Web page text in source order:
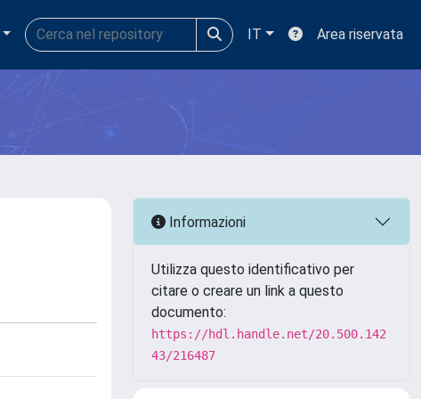
IT Area riservata
Informazioni
Utilizza questo identificativo per
citare o creare un link a questo
documento:
https://hdl.handle.net/20.500.142
43/216487